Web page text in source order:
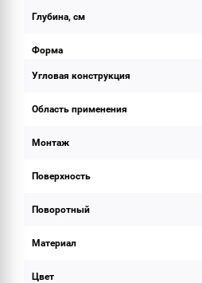
Глубина, см
Форма
Угловая конструкция
Область применения
Монтаж
Поверхность
Поворотный
Материал
Цвет